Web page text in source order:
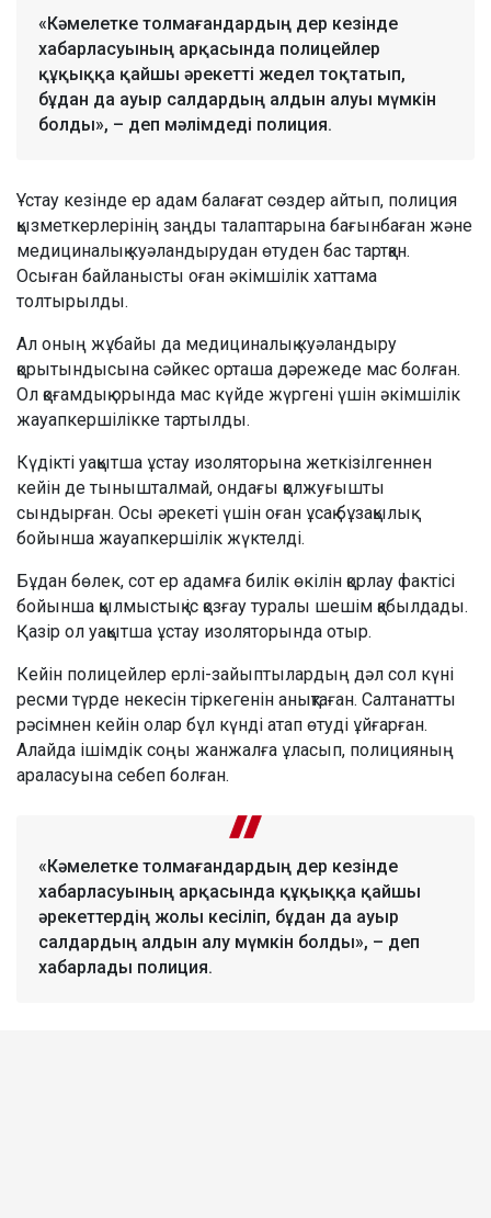
«Кәмелетке толмағандардың дер кезінде
хабарласуының арқасында полицейлер
құқыққа қайшы әрекетті жедел тоқтатып,
бұдан да ауыр салдардың алдын алуы мүмкін
болды», – деп мәлімдеді полиция.
Ұстау кезінде ер адам балағат сөздер айтып, полиция
қызметкерлерінің заңды талаптарына бағынбаған және
медициналық куәландырудан өтуден бас тартқан.
Осыған байланысты оған әкімшілік хаттама
толтырылды.
Ал оның жұбайы да медициналық куәландыру
қорытындысына сәйкес орташа дәрежеде мас болған.
Ол қоғамдық орында мас күйде жүргені үшін әкімшілік
жауапкершілікке тартылды.
Күдікті уақытша ұстау изоляторына жеткізілгеннен
кейін де тынышталмай, ондағы қолжуғышты
сындырған. Осы әрекеті үшін оған ұсақ бұзақылық
бойынша жауапкершілік жүктелді.
Бұдан бөлек, сот ер адамға билік өкілін қорлау фактісі
бойынша қылмыстық іс қозғау туралы шешім қабылдады.
Қазір ол уақытша ұстау изоляторында отыр.
Кейін полицейлер ерлі-зайыптылардың дәл сол күні
ресми түрде некесін тіркегенін анықтаған. Салтанатты
рәсімнен кейін олар бұл күнді атап өтуді ұйғарған.
Алайда ішімдік соңы жанжалға ұласып, полицияның
араласуына себеп болған.
«Кәмелетке толмағандардың дер кезінде
хабарласуының арқасында құқыққа қайшы
әрекеттердің жолы кесіліп, бұдан да ауыр
салдардың алдын алу мүмкін болды», – деп
хабарлады полиция.